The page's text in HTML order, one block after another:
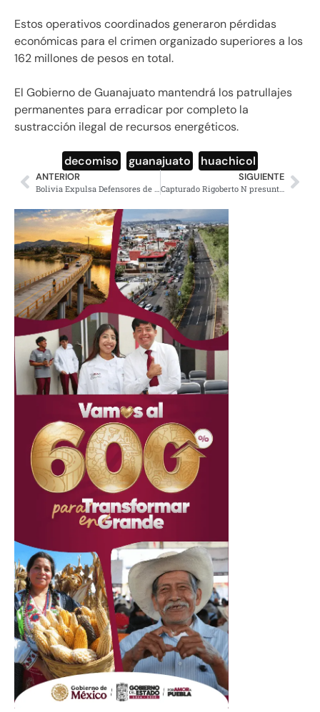
Estos operativos coordinados generaron pérdidas
económicas para el crimen organizado superiores a los
162 millones de pesos en total.
El Gobierno de Guanajuato mantendrá los patrullajes
permanentes para erradicar por completo la
sustracción ilegal de recursos energéticos.
decomiso guanajuato huachicol
ANTERIOR SIGUIENTE
Capturado Rigoberto N presunto líder del Cártel de Sinaloa